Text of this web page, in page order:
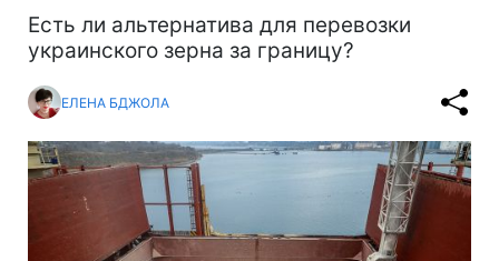
Есть ли альтернатива для перевозки
украинского зерна за границу?
ЕЛЕНА БДЖОЛА